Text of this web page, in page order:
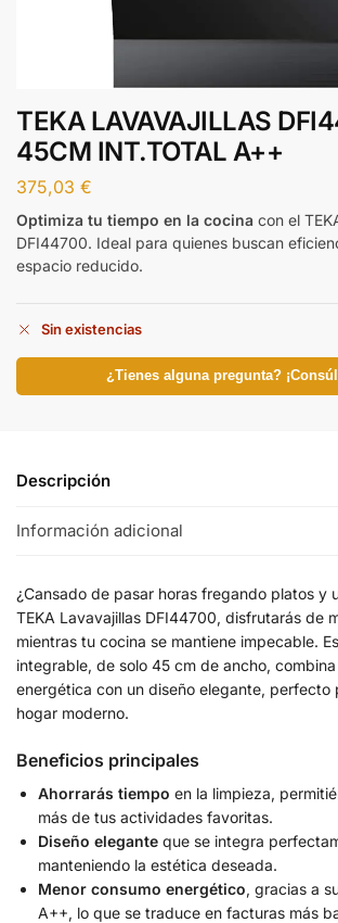
TEKA LAVAVAJILLAS
45CM INT.TOTAL A++
375,03 €
Optimiza tu tiempo en la cocina con el
DFI44700. Ideal para quienes buscan
espacio reducido.
Sin existencias
¿Tienes alguna pregunta?
Descripción
Información adicional
¿Cansado de pasar horas fregando platos y
TEKA Lavavajillas DFI44700, disfrutarás de
mientras tu cocina se mantiene impecable.
integrable, de solo 45 cm de ancho,
energética con un diseño elegante, perfecto
hogar moderno.
Beneficios principales
Ahorrarás tiempo en la limpieza,
más de tus actividades favoritas.
Diseño elegante que se integra
manteniendo la estética deseada.
Menor consumo energético, gracias a
A++, lo que se traduce en facturas más